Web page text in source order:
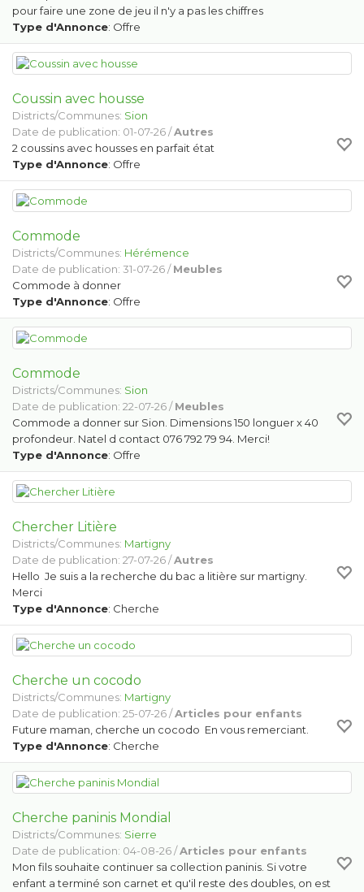
pour faire une zone de jeu il n'y a pas les chiffres
Type d'Annonce: Offre
Coussin avec housse
Districts/Communes: Sion
Date de publication: 01-07-26 /Autres
2 coussins avec housses en parfait état
Type d'Annonce: Offre
Commode
Districts/Communes: Hérémence
Date de publication: 31-07-26 /Meubles
Commode à donner
Type d'Annonce: Offre
Commode
Districts/Communes: Sion
Date de publication: 22-07-26 /Meubles
Commode a donner sur Sion. Dimensions 150 longuer x 40
profondeur. Natel d contact 076 792 79 94. Merci!
Type d'Annonce: Offre
Chercher Litière
Districts/Communes: Martigny
Date de publication: 27-07-26 /Autres
Hello Je suis a la recherche du bac a litière sur martigny.
Merci
Type d'Annonce: Cherche
Cherche un cocodo
Districts/Communes: Martigny
Date de publication: 25-07-26 /Articles pour enfants
Future maman, cherche un cocodo En vous remerciant.
Type d'Annonce: Cherche
Cherche paninis Mondial
Districts/Communes: Sierre
Date de publication: 04-08-26 /Articles pour enfants
Mon fils souhaite continuer sa collection paninis. Si votre
enfant a terminé son carnet et qu'il reste des doubles, on est